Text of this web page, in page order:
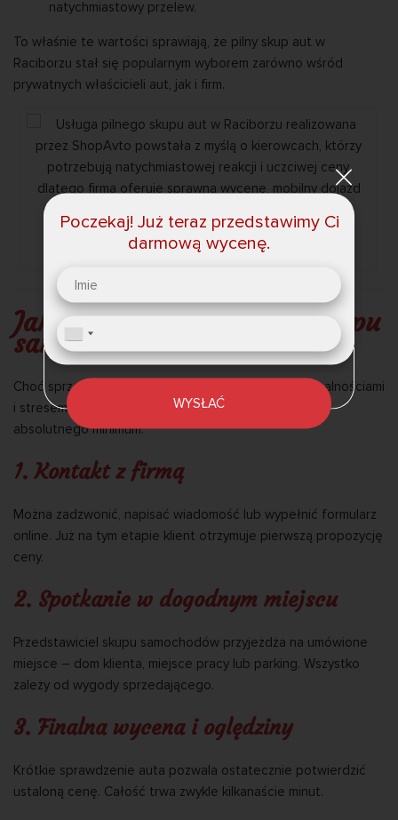
natychmiastowy przelew.
To właśnie te wartości sprawiają, że pilny skup aut w
Raciborzu stał się popularnym wyborem zarówno wśród
prywatnych właścicieli aut, jak i firm.
ShopAvto zapewnia ekspresowy skup samochodów w Raciborzu
Jak wygląda cały proces skupu
samochodów krok po kroku?
Choć sprzedaż samochodu często kojarzy się z formalnościami
i stresem, w ShopAvto proces został uproszczony do
absolutnego minimum:
1.Kontakt z firmą
Można zadzwonić, napisać wiadomość lub wypełnić formularz
online. Już na tym etapie klient otrzymuje pierwszą propozycję
ceny.
2. Spotkanie w dogodnym miejscu
Przedstawiciel skupu samochodów przyjeżdża na umówione
miejsce – dom klienta, miejsce pracy lub parking. Wszystko
zależy od wygody sprzedającego.
3. Finalna wycena i oględziny
Krótkie sprawdzenie auta pozwala ostatecznie potwierdzić
ustaloną cenę. Całość trwa zwykle kilkanaście minut.
Poczekaj! Już teraz przedstawimy Ci
darmową wycenę.
WYSŁAĆ